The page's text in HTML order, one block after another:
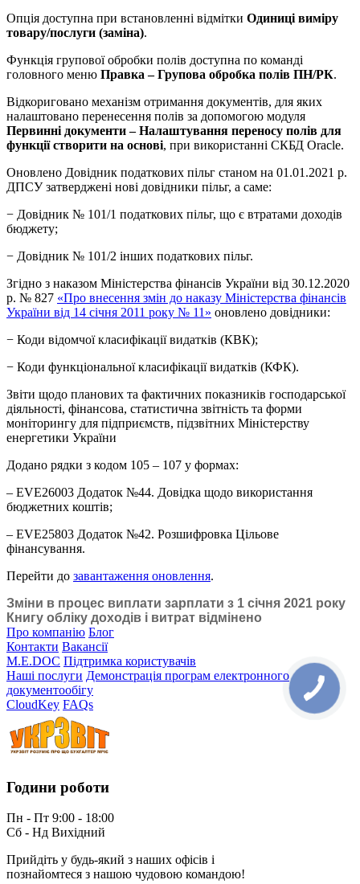
Опція доступна при встановленні відмітки Одиниці виміру
товару/послуги (заміна).
Функція групової обробки полів доступна по команді
головного меню Правка – Групова обробка полів ПН/РК.
Відкориговано механізм отримання документів, для яких
налаштовано перенесення полів за допомогою модуля
Первинні документи – Налаштування переносу полів для
функції створити на основі, при використанні СКБД Oracle.
Оновлено Довідник податкових пільг станом на 01.01.2021 р.
ДПСУ затверджені нові довідники пільг, а саме:
− Довідник № 101/1 податкових пільг, що є втратами доходів
бюджету;
− Довідник № 101/2 інших податкових пільг.
Згідно з наказом Міністерства фінансів України від 30.12.2020
р. № 827 «Про внесення змін до наказу Міністерства фінансів
України від 14 січня 2011 року № 11» оновлено довідники:
− Коди відомчої класифікації видатків (КВК);
− Коди функціональної класифікації видатків (КФК).
Звіти щодо планових та фактичних показників господарської
діяльності, фінансова, статистична звітність та форми
моніторингу для підприємств, підзвітних Міністерству
енергетики України
Додано рядки з кодом 105 – 107 у формах:
– EVE26003 Додаток №44. Довідка щодо використання
бюджетних коштів;
– EVE25803 Додаток №42. Розшифровка Цільове
фінансування.
Перейти до завантаження оновлення.
Зміни в процес виплати зарплати з 1 січня 2021 року
Книгу обліку доходів і витрат відмінено
Про компанію Блог
Контакти Вакансії
M.E.DOC Підтримка користувачів
Наші послуги Демонстрація програм електронного
документообігу
CloudKey FAQs
Години роботи
Пн - Пт 9:00 - 18:00
Сб - Нд Вихідний
Прийдіть у будь-який з наших офісів і
познайомтеся з нашою чудовою командою!